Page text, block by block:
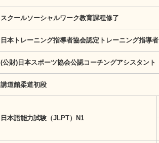
スクールソーシャルワーク教育課程修了
日本トレーニング指導者協会認定トレーニング指導者
(公財)日本スポーツ協会公認コーチングアシスタント
講道館柔道初段
日本語能力試験（JLPT）N1